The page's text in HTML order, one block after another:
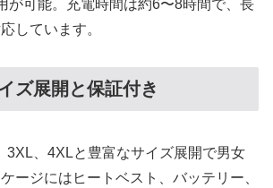
が可能。充電時間は約6〜8時間で、長
しています。
ズ展開と保証付き
3XL、4XLと豊富なサイズ展開で男女
ージにはヒートベスト、バッテリー、